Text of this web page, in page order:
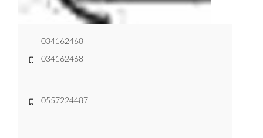
034162468
034162468
0557224487